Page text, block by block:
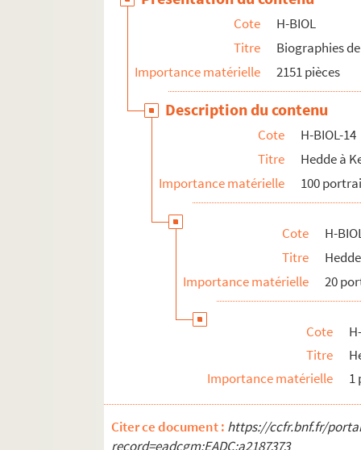
H-BIOL-23. Taviel à Vanderhaegen
H-BIOL-24. Van de Weghe à Zimmerman
Cote
H-BIOL
Titre
Biographies
Importance matérielle
2151 pièces
Description du contenu
Cote
H-BIOL-14
Titre
Hedde à
Importance matérielle
100
Cote
H-
Titre
Importance matérielle
20
Cote
Titre
Importance matérielle
1
Citer ce document : https://ccfr.bnf.fr/
record=eadcgm:EADC:a2187373